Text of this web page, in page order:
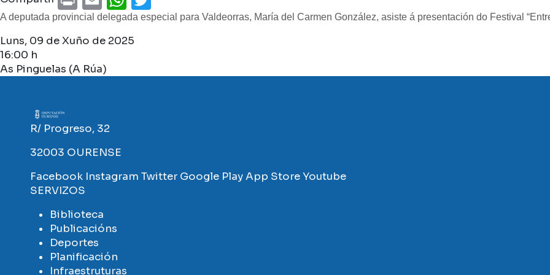
A deputada provincial delegada especial para Valdeorras, María del Carmen González, asiste á presentación do Festival
Luns, 09 de Xuño de 2025
16:00 h
As Pinguelas (A Rúa)
Imaxe
R/ Progreso, 32
32003 OURENSE
Facebook Instagram Twitter Google PlayApp StoreYoutube
SERVIZOS
Biblioteca
Publicacións
Deportes
Planificación
Infraestruturas